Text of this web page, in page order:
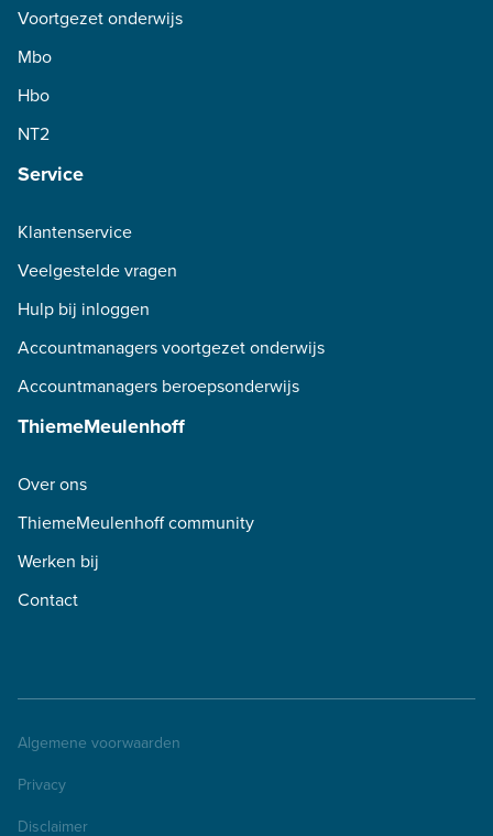
Voortgezet onderwijs
Mbo
Hbo
NT2
Service
Klantenservice
Veelgestelde vragen
Hulp bij inloggen
Accountmanagers voortgezet onderwijs
Accountmanagers beroepsonderwijs
ThiemeMeulenhoff
Over ons
ThiemeMeulenhoff community
Werken bij
Contact
Algemene voorwaarden
Privacy
Disclaimer